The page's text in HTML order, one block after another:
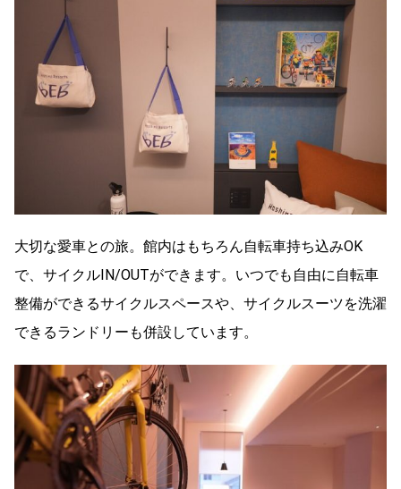
大切な愛車との旅。館内はもちろん自転車持ち込みOK
で、サイクルIN/OUTができます。いつでも自由に自転車
整備ができるサイクルスペースや、サイクルスーツを洗濯
できるランドリーも併設しています。